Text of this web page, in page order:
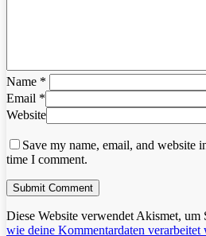
Name *
Email *
Website
Save my name, email, and website
time I comment.
Diese Website verwendet Akismet, um
wie deine Kommentardaten verarbeitet